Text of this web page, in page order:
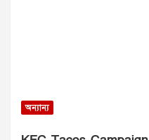
অন্যান্য